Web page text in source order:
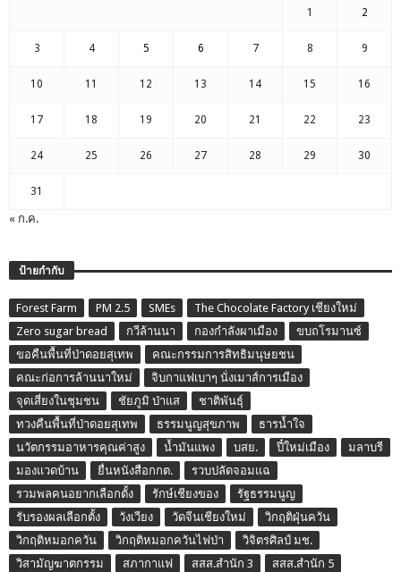
1 2
3 4 5 6 7 8 9
10 11 12 13 14 15 16
17 18 19 20 21 22 23
24 25 26 27 28 29 30
31
« ก.ค.
ป้ายกำกับ
Forest Farm PM 2.5 SMEs
The Chocolate Factory เชียงใหม่
Zero sugar bread
กวีล้านนา กองกำลังผาเมือง
ขบถโรมานซ์
ขอคืนพื้นที่ป่าดอยสุเทพ
คณะกรรมการสิทธิมนุษยชน
คณะก่อการล้านนาใหม่
จิบกาแฟเบาๆ นั่งเมาส์การเมือง
จุดเสี่ยงในชุมชน
ชัยภูมิ ป่าแส
ชาติพันธุ์
ทวงคืนพื้นที่ป่าดอยสุเทพ
ธรรมนูญสุขภาพ
ธารน้ำใจ
นวัตกรรมอาหารคุณค่าสูง
น้ำมันแพง บสย. ปี๋ใหม่เมือง
มลาบรี
มองแวดบ้าน
ยื่นหนังสือกกต.
รวบปลัดจอมแฉ
รวมพลคนอยากเลือกตั้ง
รักษ์เชียงของ
รัฐธรรมนูญ
รับรองผลเลือกตั้ง
วังเวียง วัดจีนเชียงใหม่
วิกฤติฝุ่นควัน
วิกฤติหมอกควัน
วิกฤติหมอกควันไฟป่า
วิจิตรศิลป์ มช.
วิสามัญฆาตกรรม
สภากาแฟ สสส.สำนัก 3
สสส.สำนัก 5